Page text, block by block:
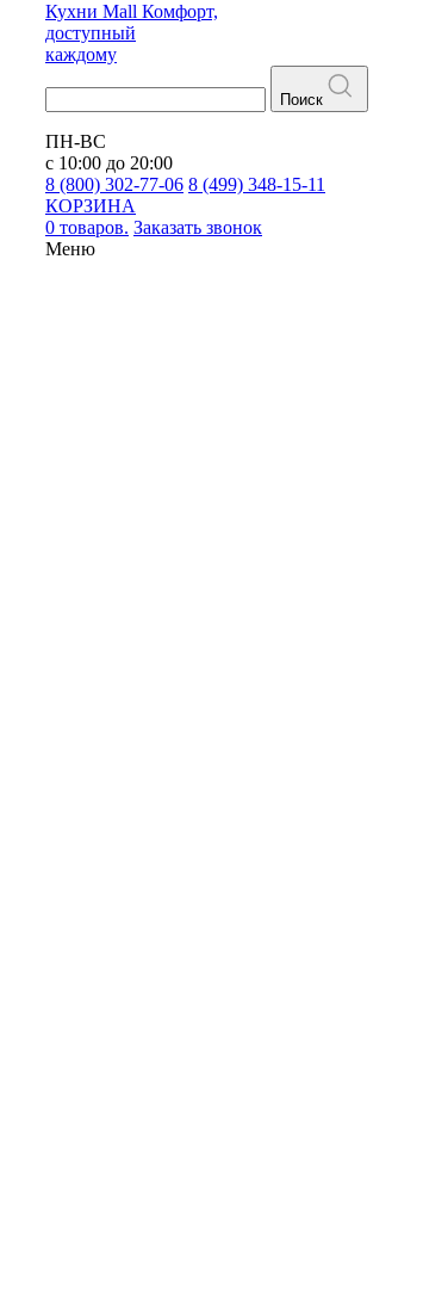
Кухни Mall Комфорт,
доступный
каждому
Поиск
ПН-ВС
с 10:00 до 20:00
8 (800) 302-77-06 8 (499) 348-15-11
КОРЗИНА
0 товаров. Заказать звонок
Меню